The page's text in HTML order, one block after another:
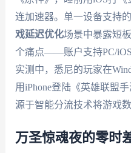
连加速器。单一设备支持
戏延迟优化场景中暴露短
个痛点——账户支持PC/
实测中，悉尼的玩家在
用iPhone登陆《英雄联盟
源于智能分流技术将游戏
万圣惊魂夜的零时